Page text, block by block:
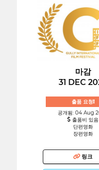
마감
31 DEC
출품 요청!
공개됨: 04 Aug
출품비 있음
단편영화
장편영화
링크